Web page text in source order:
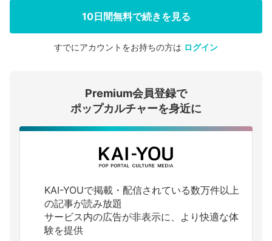
会員登録する
ログインする
10日間無料で続きを見る
すでにアカウントをお持ちの方は ログイン
Premium会員登録で
ポップカルチャーを身近に
KAI-YOUで掲載・配信されている数万件以上
の記事が読み放題
サービス内の広告が非表示に、より快適な体
験を提供